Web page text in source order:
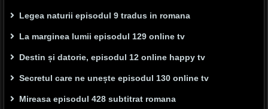
Legea naturii episodul 9 tradus in romana
La marginea lumii episodul 129 online tv
Destin și datorie, episodul 12 online happy tv
Secretul care ne unește episodul 130 online tv
Mireasa episodul 428 subtitrat romana